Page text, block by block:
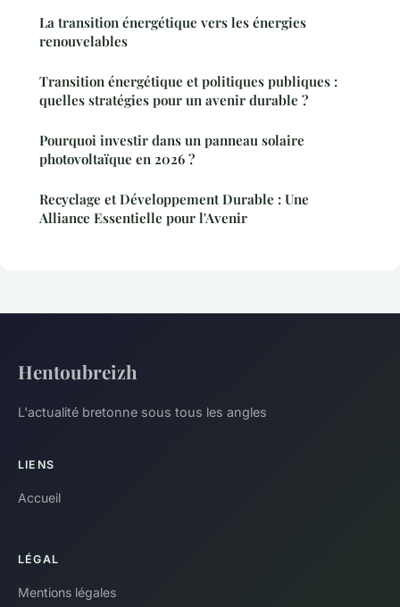
La transition énergétique vers les énergies
renouvelables
Transition énergétique et politiques publiques :
quelles stratégies pour un avenir durable ?
Pourquoi investir dans un panneau solaire
photovoltaïque en 2026 ?
Recyclage et Développement Durable : Une
Alliance Essentielle pour l'Avenir
Hentoubreizh
L'actualité bretonne sous tous les angles
LIENS
Accueil
LÉGAL
Mentions légales